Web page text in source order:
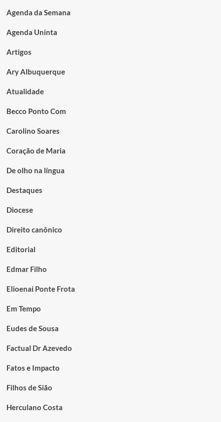
Agenda da Semana
Agenda Uninta
Artigos
Ary Albuquerque
Atualidade
Becco Ponto Com
Carolino Soares
Coração de Maria
De olho na língua
Destaques
Diocese
Direito canônico
Editorial
Edmar Filho
Elioenai Ponte Frota
Em Tempo
Eudes de Sousa
Factual Dr Azevedo
Fatos e Impacto
Filhos de Sião
Herculano Costa